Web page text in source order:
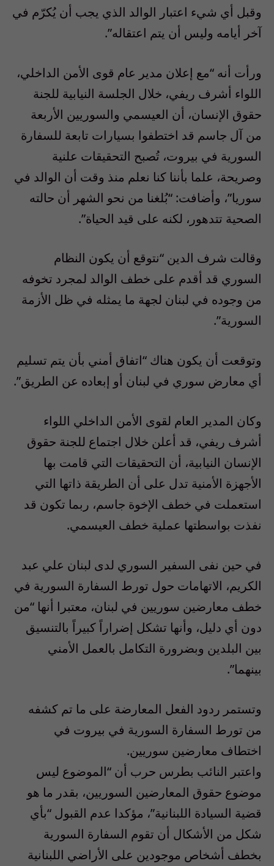
وقبل أي شيء اعتبار الوالد الذي يجب أن يُكرّم في
آخر أيامه وليس أن يتم اعتقاله”.
ورأت أنه “مع إعلان مدير عام قوى الأمن الداخلي،
اللواء أشرف ريفي، خلال الجلسة النيابية للجنة
حقوق الإنسان، أن العيسمي والسوريين الأربعة
من آل جاسم قد اختطفوا بسيارات تابعة للسفارة
السورية في بيروت، تُصبح التحقيقات علنية
وصريحة، علما بأننا كنا نعلم منذ وقت أن الوالد في
سوريا”، وأضافت: “بُلغنا من نحو الشهر أن حالته
الصحية تتدهور، لكنه على قيد الحياة”.
وقالت شرف الدين “نتوقع أن يكون النظام
السوري قد أقدم على خطف الوالد لمجرد تخوفه
من وجوده في لبنان لجهة ما يمثله في ظل الأزمة
السورية”.
وتوقعت أن يكون هناك “اتفاق أمني بأن يتم تسليم
أي معارض سوري في لبنان أو إبعاده عن الطريق”.
وكان المدير العام لقوى الأمن الداخلي اللواء
أشرف ريفي، قد أعلن خلال اجتماع للجنة حقوق
الإنسان النيابية، أن التحقيقات التي قامت بها
الأجهزة الأمنية تدل على أن الطريقة ذاتها التي
استعملت في خطف الإخوة جاسم، ربما تكون قد
نفذت بواسطتها عملية خطف العيسمي.
في حين نفى السفير السوري لدى لبنان علي عبد
الكريم، الاتهامات حول تورط السفارة السورية في
خطف معارضين سوريين في لبنان، معتبرا أنها “من
دون أي دليل، وأنها تشكل إضراراً كبيراً بالتنسيق
بين البلدين وبضرورة التكامل بالعمل الأمني
بينهما”.
وتستمر ردود الفعل المعارضة على ما تم كشفه
من تورط السفارة السورية في بيروت في
اختطاف معارضين سوريين.
واعتبر النائب بطرس حرب أن “الموضوع ليس
موضوع حقوق المعارضين السوريين، بقدر ما هو
قضية السيادة اللبنانية”، مؤكدا عدم القبول “بأي
شكل من الأشكال أن تقوم السفارة السورية
بخطف أشخاص موجودين على الأراضي اللبنانية